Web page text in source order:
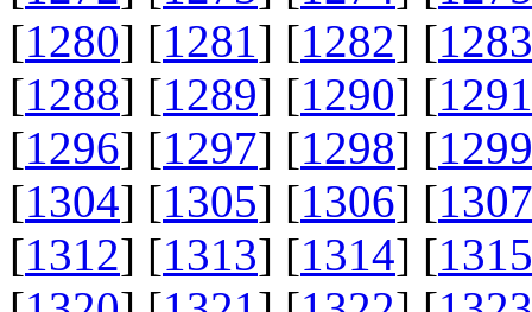
[1280] [1281] [1282] [1283
[1288] [1289] [1290] [1291
[1296] [1297] [1298] [1299
[1304] [1305] [1306] [1307
[1312] [1313] [1314] [1315